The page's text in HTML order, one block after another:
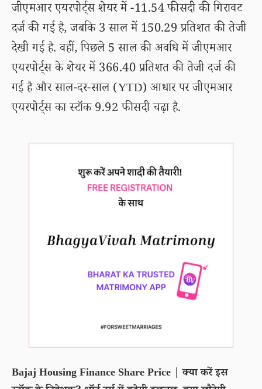
जीएमआर एयरपोर्ट्स शेयर में -11.54 फीसदी की गिरावट
दर्ज की गई है, जबकि 3 साल में 150.29 प्रतिशत की तेजी
देखी गई है. वहीं, पिछले 5 साल की अवधि में जीएमआर
एयरपोर्ट्स के शेयर में 366.40 प्रतिशत की तेजी दर्ज की
गई है और साल-दर-साल (YTD) आधार पर जीएमआर
एयरपोर्ट्स का स्टॉक 9.92 फीसदी चढ़ा है.
Bajaj Housing Finance Share Price | क्या करें इस